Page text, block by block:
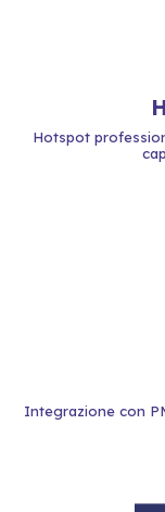
Hotspot
Integrazione con